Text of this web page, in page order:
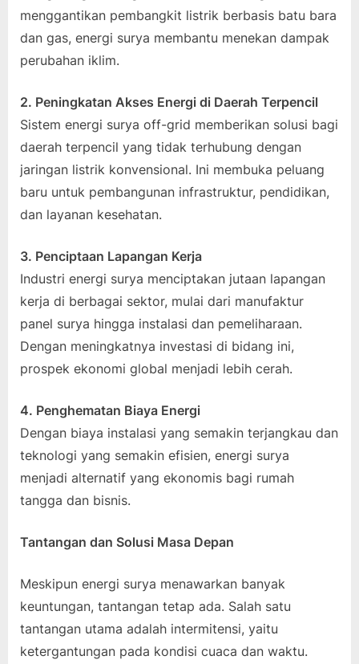
menggantikan pembangkit listrik berbasis batu bara
dan gas, energi surya membantu menekan dampak
perubahan iklim.
2. Peningkatan Akses Energi di Daerah Terpencil
Sistem energi surya off-grid memberikan solusi bagi
daerah terpencil yang tidak terhubung dengan
jaringan listrik konvensional. Ini membuka peluang
baru untuk pembangunan infrastruktur, pendidikan,
dan layanan kesehatan.
3. Penciptaan Lapangan Kerja
Industri energi surya menciptakan jutaan lapangan
kerja di berbagai sektor, mulai dari manufaktur
panel surya hingga instalasi dan pemeliharaan.
Dengan meningkatnya investasi di bidang ini,
prospek ekonomi global menjadi lebih cerah.
4. Penghematan Biaya Energi
Dengan biaya instalasi yang semakin terjangkau dan
teknologi yang semakin efisien, energi surya
menjadi alternatif yang ekonomis bagi rumah
tangga dan bisnis.
Tantangan dan Solusi Masa Depan
Meskipun energi surya menawarkan banyak
keuntungan, tantangan tetap ada. Salah satu
tantangan utama adalah intermitensi, yaitu
ketergantungan pada kondisi cuaca dan waktu.